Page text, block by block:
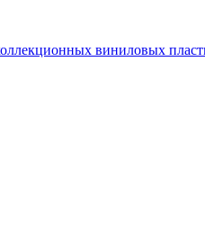
виниловых